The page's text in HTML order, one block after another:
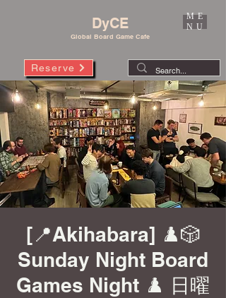
DyCE
Global Board Game Cafe
Reserve
ME
NU
[📍Akihabara] ♟️🎲
Sunday Night Board
Games Night ♟️ 日曜